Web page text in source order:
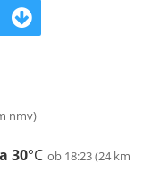
nmv)
30°C ob 18:23 (24 km